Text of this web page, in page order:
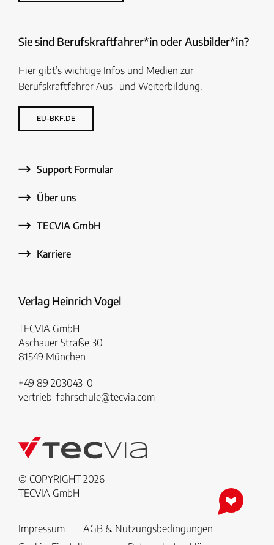
Sie sind Berufskraftfahrer*in oder Ausbilder*in?
Hier gibt’s wichtige Infos und Medien zur
Berufskraftfahrer Aus- und Weiterbildung.
EU-BKF.DE
Support Formular
Über uns
TECVIA GmbH
Karriere
Verlag Heinrich Vogel
TECVIA GmbH
Aschauer Straße 30
81549 München
+49 89 203043-0
vertrieb-fahrschule@tecvia.com
© COPYRIGHT 2026
TECVIA GmbH
Impressum
AGB & Nutzungsbedingungen